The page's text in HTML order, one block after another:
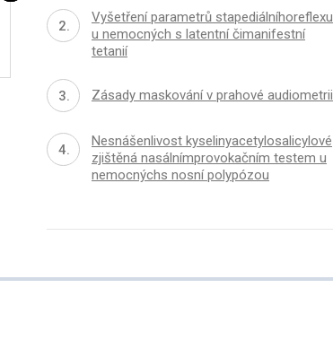
Vyšetření parametrů stapediálníhoreflexu
u nemocných s latentní čimanifestní
tetanií
Zásady maskování v prahové audiometrii
Nesnášenlivost kyselinyacetylosalicylové
zjištěná nasálnímprovokačním testem u
nemocnýchs nosní polypózou